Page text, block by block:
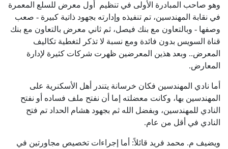
وهو صاحب المبادرة الأولى في تنظيم أول معرض للسلع المعمرة
في نقابة المهندسين، تم تنفيذه وإدارته بجهود ذاتية كبيرة - صعب
وصفها - وبالتعاون مع بنك فيصل، ثم ثاني معرض بالتعاون مع بنك
قناة السويس بدون فائدة ومع نسبة لا تذكر لتغطية تكاليف
المعرض.. وبعد هذين المعرضين ظهرت شركات كثيرة لإدارة
المعارض.
أما نادي المهندسين فكان خرسانة يتندر أهل الأسكنرية على
المهندسين بها، وكانت معضلته إما أن نفتح ملف فساده أو نفتح
النادي للمهندسين، وبفضل الله ثم بجهود هشام الحداد تم فتح
النادي في أقل من عام.
ويضيف م. محمد فريد قائلاً: أما إجراءات تخصيص مجاورتين في